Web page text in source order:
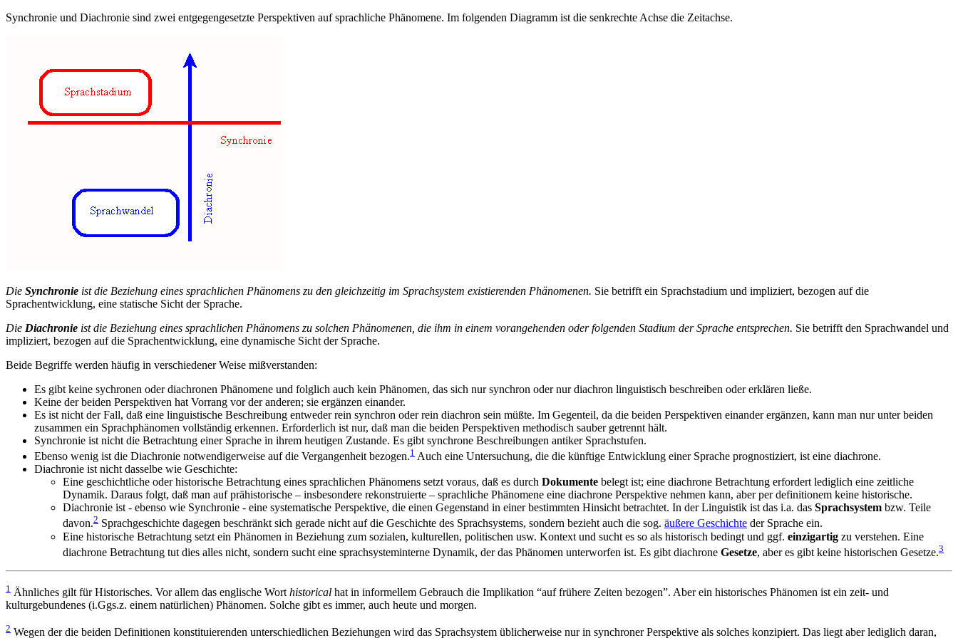
Synchronie und Diachronie sind zwei entgegengesetzte Perspektiven auf sprachliche Phänomene. Im folgenden Diagramm ist die senkrechte Achse die Zeitachse.
Die Synchronie ist die Beziehung eines sprachlichen Phänomens zu den gleichzeitig im Sprachsystem existierenden Phänomenen. Sie betrifft ein Sprachstadium und impliziert, bezogen auf die
Sprachentwicklung, eine statische Sicht der Sprache.
Die Diachronie ist die Beziehung eines sprachlichen Phänomens zu solchen Phänomenen, die ihm in einem vorangehenden oder folgenden Stadium der Sprache entsprechen. Sie betrifft den Sprachwandel und
impliziert, bezogen auf die Sprachentwicklung, eine dynamische Sicht der Sprache.
Beide Begriffe werden häufig in verschiedener Weise mißverstanden:
Es gibt keine sychronen oder diachronen Phänomene und folglich auch kein Phänomen, das sich nur synchron oder nur diachron linguistisch beschreiben oder erklären ließe.
Keine der beiden Perspektiven hat Vorrang vor der anderen; sie ergänzen einander.
Es ist nicht der Fall, daß eine linguistische Beschreibung entweder rein synchron oder rein diachron sein müßte. Im Gegenteil, da die beiden Perspektiven einander ergänzen, kann man nur unter beiden
zusammen ein Sprachphänomen vollständig erkennen. Erforderlich ist nur, daß man die beiden Perspektiven methodisch sauber getrennt hält.
Synchronie ist nicht die Betrachtung einer Sprache in ihrem heutigen Zustande. Es gibt synchrone Beschreibungen antiker Sprachstufen.
Ebenso wenig ist die Diachronie notwendigerweise auf die Vergangenheit bezogen.1 Auch eine Untersuchung, die die künftige Entwicklung einer Sprache prognostiziert, ist eine diachrone.
Diachronie ist nicht dasselbe wie Geschichte:
Eine geschichtliche oder historische Betrachtung eines sprachlichen Phänomens setzt voraus, daß es durch Dokumente belegt ist; eine diachrone Betrachtung erfordert lediglich eine zeitliche
Dynamik. Daraus folgt, daß man auf prähistorische – insbesondere rekonstruierte – sprachliche Phänomene eine diachrone Perspektive nehmen kann, aber per definitionem keine historische.
Diachronie ist - ebenso wie Synchronie - eine systematische Perspektive, die einen Gegenstand in einer bestimmten Hinsicht betrachtet. In der Linguistik ist das i.a. das Sprachsystem bzw. Teile
davon.2 Sprachgeschichte dagegen beschränkt sich gerade nicht auf die Geschichte des Sprachsystems, sondern bezieht auch die sog. äußere Geschichte der Sprache ein.
Eine historische Betrachtung setzt ein Phänomen in Beziehung zum sozialen, kulturellen, politischen usw. Kontext und sucht es so als historisch bedingt und ggf. einzigartig zu verstehen. Eine
diachrone Betrachtung tut dies alles nicht, sondern sucht eine sprachsysteminterne Dynamik, der das Phänomen unterworfen ist. Es gibt diachrone Gesetze, aber es gibt keine historischen Gesetze.3
1 Ähnliches gilt für Historisches. Vor allem das englische Wort historical hat in informellem Gebrauch die Implikation “auf frühere Zeiten bezogen”. Aber ein historisches Phänomen ist ein zeit- und
kulturgebundenes (i.Ggs.z. einem natürlichen) Phänomen. Solche gibt es immer, auch heute und morgen.
2 Wegen der die beiden Definitionen konstituierenden unterschiedlichen Beziehungen wird das Sprachsystem üblicherweise nur in synchroner Perspektive als solches konzipiert. Das liegt aber lediglich daran,